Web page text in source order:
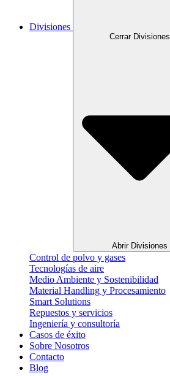
Divisiones
Cerrar Divisiones
Abrir Divisiones
Control de polvo y gases
Tecnologías de aire
Medio Ambiente y Sostenibilidad
Material Handling y Procesamiento
Smart Solutions
Repuestos y servicios
Ingeniería y consultoría
Casos de éxito
Sobre Nosotros
Contacto
Blog